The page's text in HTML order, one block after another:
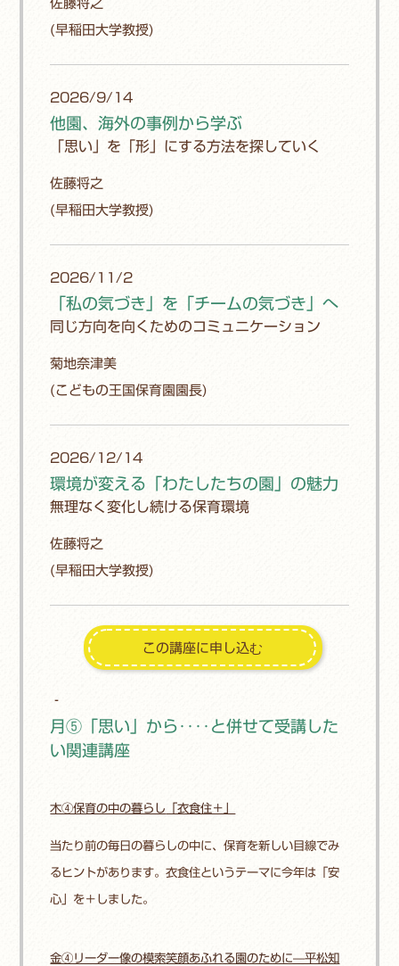
佐藤将之
(早稲田大学教授)
2026/9/14
他園、海外の事例から学ぶ
「思い」を「形」にする方法を探していく
佐藤将之
(早稲田大学教授)
2026/11/2
「私の気づき」を「チームの気づき」へ
同じ方向を向くためのコミュニケーション
菊地奈津美
(こどもの王国保育園園長)
2026/12/14
環境が変える「わたしたちの園」の魅力
無理なく変化し続ける保育環境
佐藤将之
(早稲田大学教授)
‐
月⑤「思い」から‥‥と併せて受講した
い関連講座
木④保育の中の暮らし 「衣食住＋」
当たり前の毎日の暮らしの中に、保育を新しい目線でみ
るヒントがあります。衣食住というテーマに今年は「安
心」を＋しました。
金④リーダー像の模索笑顔あふれる園のために—平松知